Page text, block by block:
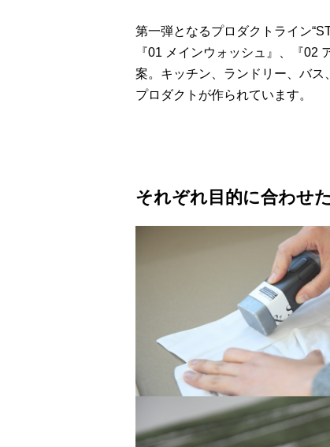
第一弾となるプロダクトライン
『01 メインウォッシュ』、『02
案。キッチン、ランドリー、バ
プロダクトが作られています。
それぞれ目的に合わせ